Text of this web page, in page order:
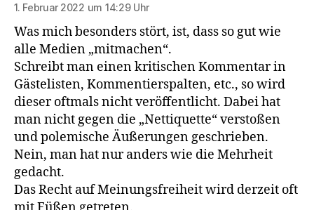
1. Februar 2022 um 14:29 Uhr
Was mich besonders stört, ist, dass so gut wie
alle Medien „mitmachen“.
Schreibt man einen kritischen Kommentar in
Gästelisten, Kommentierspalten, etc., so wird
dieser oftmals nicht veröffentlicht. Dabei hat
man nicht gegen die „Nettiquette“ verstoßen
und polemische Äußerungen geschrieben.
Nein, man hat nur anders wie die Mehrheit
gedacht.
Das Recht auf Meinungsfreiheit wird derzeit oft